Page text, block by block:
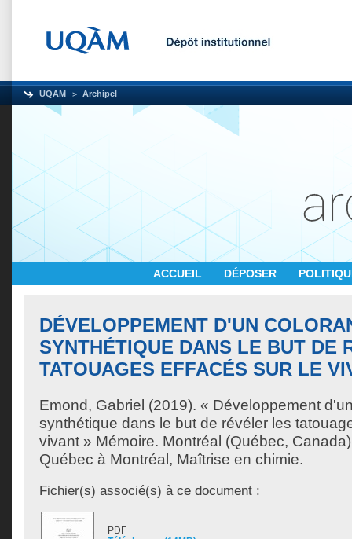
UQAM Archipel
ACCUEIL DÉPOSER
DÉVELOPPEMENT D'UN
SYNTHÉTIQUE DANS LE BUT DE
TATOUAGES EFFACÉS SUR LE
Emond, Gabriel (2019). « Développement
synthétique dans le but de révéler les
vivant » Mémoire. Montréal (Québec,
Québec à Montréal, Maîtrise en chimie.
Fichier(s) associé(s) à ce document :
PDF